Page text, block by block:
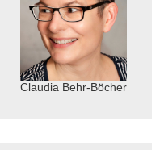
Claudia Behr-Böcher